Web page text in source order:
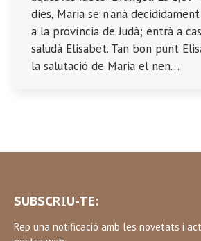
dies, Maria se n’anà
a la província de Judà; entrà a
saludà Elisabet. Tan bon punt
la salutació de Maria el nen…
SUBSCRIU-TE:
Rep una notificació amb les novetats i